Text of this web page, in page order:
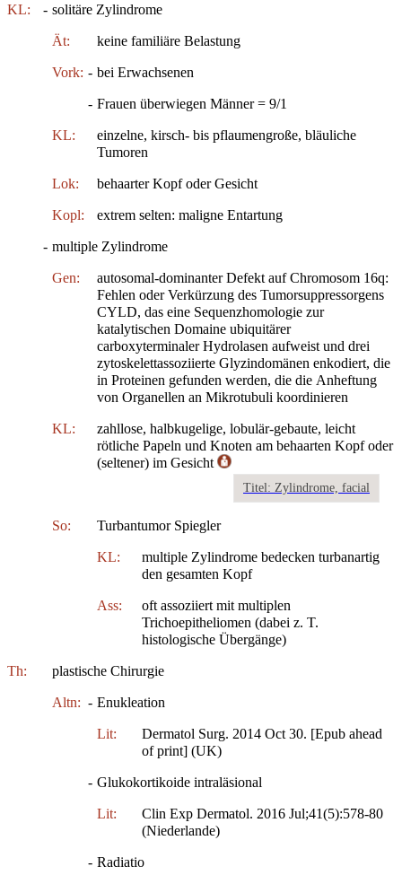
KL: - solitäre Zylindrome
Ät: keine familiäre Belastung
Vork: - bei Erwachsenen
- Frauen überwiegen Männer = 9/1
KL:
einzelne, kirsch- bis pflaumengroße, bläuliche
Tumoren
Lok: behaarter Kopf oder Gesicht
Kopl: extrem selten: maligne Entartung
- multiple Zylindrome
Gen:
autosomal-dominanter Defekt auf Chromosom 16q:
Fehlen oder Verkürzung des Tumorsuppressorgens
CYLD, das eine Sequenzhomologie zur
katalytischen Domaine ubiquitärer
carboxyterminaler Hydrolasen aufweist und drei
zytoskelettassoziierte Glyzindomänen enkodiert, die
in Proteinen gefunden werden, die die Anheftung
von Organellen an Mikrotubuli koordinieren
KL:
zahllose, halbkugelige, lobulär-gebaute, leicht
rötliche Papeln und Knoten am behaarten Kopf oder
(seltener) im Gesicht
Titel: Zylindrome, facial
So: Turbantumor Spiegler
KL:
multiple Zylindrome bedecken turbanartig
den gesamten Kopf
Ass:
oft assoziiert mit multiplen
Trichoepitheliomen (dabei z. T.
histologische Übergänge)
Th: plastische Chirurgie
Altn: - Enukleation
Lit:
Dermatol Surg. 2014 Oct 30. [Epub ahead
of print] (UK)
- Glukokortikoide intraläsional
Lit:
Clin Exp Dermatol. 2016 Jul;41(5):578-80
(Niederlande)
- Radiatio